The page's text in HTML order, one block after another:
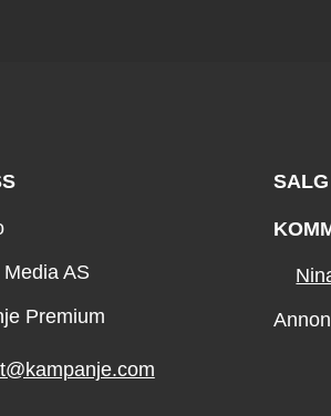
AS
Premium
SALG